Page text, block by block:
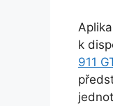
k
911